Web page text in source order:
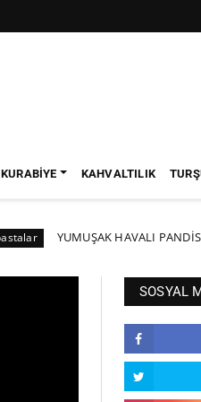
KURABİYE KAHVALTILIK
YUMUŞAK HAVALI PANDİSPANYA
SOSYAL